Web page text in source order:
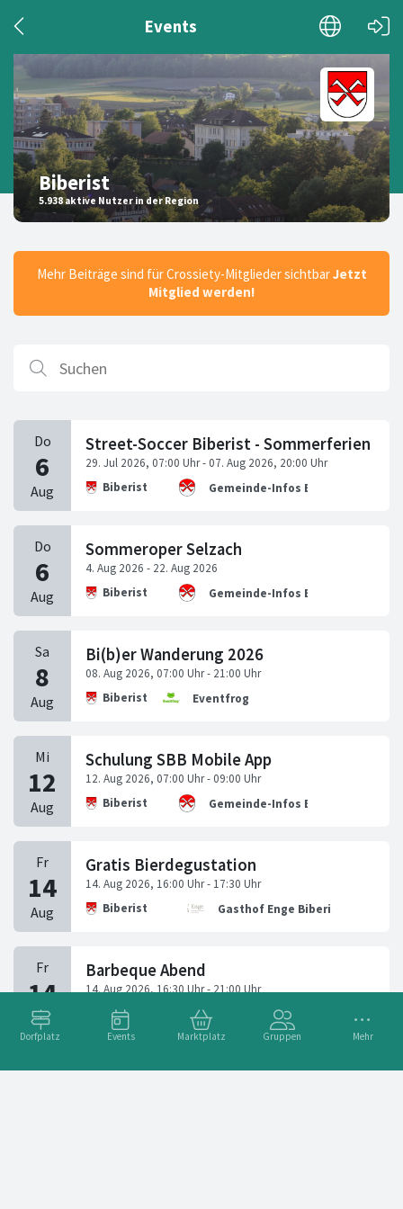
Events
Dorfplatz Events Marktplatz Gruppen Mehr
Biberist
5.938 aktive Nutzer in der Region
Mehr Beiträge sind für Crossiety-Mitglieder sichtbarJetzt
Mitglied werden!
Street-Soccer Biberist - Sommerferien
Biberist Gemeinde-Infos Biberist
Sommeroper Selzach
Biberist Gemeinde-Infos Biberist
Bi(b)er Wanderung 2026
Biberist Eventfrog
Schulung SBB Mobile App
Biberist Gemeinde-Infos Biberist
Gratis Bierdegustation
Biberist Gasthof Enge Biberist Hotel
Barbeque Abend
Biberist Gasthof Enge Biberist Hotel
Buvette & Musik